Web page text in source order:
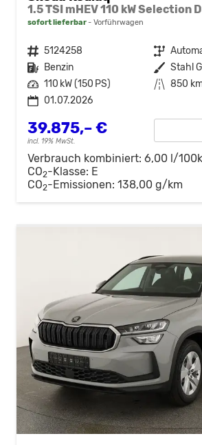
sofort lieferbar Vorführwagen
Fahrzeugnr. 5124258 Getriebe
Kraftstoff Benzin Außenfarbe Stahl
Leistung 110 kW (150 PS) Kilometerstand 850
01.07.2026
39.875,– €
incl. 19% MwSt.
Verbrauch kombiniert: 6,00 l/
CO2-Klasse: E
CO2-Emissionen: 138,00 g/km